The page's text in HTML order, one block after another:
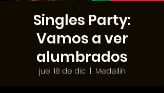
Singles Party:
Vamos a ver
alumbrados
jue, 18 de dic
  |
Medellín